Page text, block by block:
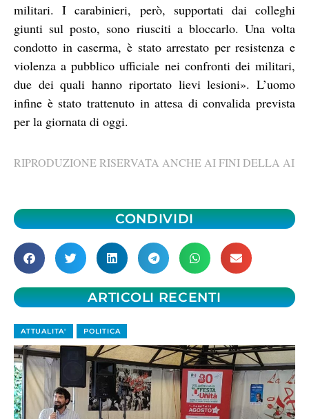
militari. I carabinieri, però, supportati dai colleghi
giunti sul posto, sono riusciti a bloccarlo. Una volta
condotto in caserma, è stato arrestato per resistenza e
violenza a pubblico ufficiale nei confronti dei militari,
due dei quali hanno riportato lievi lesioni». L’uomo
infine è stato trattenuto in attesa di convalida prevista
per la giornata di oggi.
RIPRODUZIONE RISERVATA ANCHE AI FINI DELLA AI
CONDIVIDI
ARTICOLI RECENTI
ATTUALITA' POLITICA